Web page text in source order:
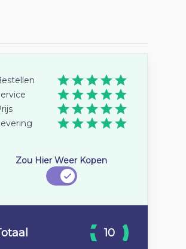
Zou Hier Weer Kopen
10